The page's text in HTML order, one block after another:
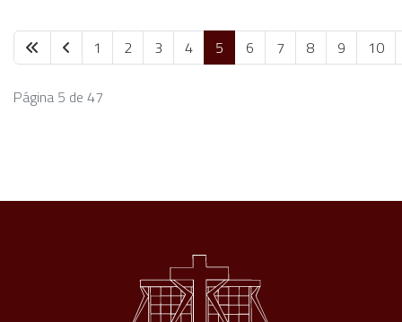
1 2 3 4 5 6 7 8 9 10
Página 5 de 47